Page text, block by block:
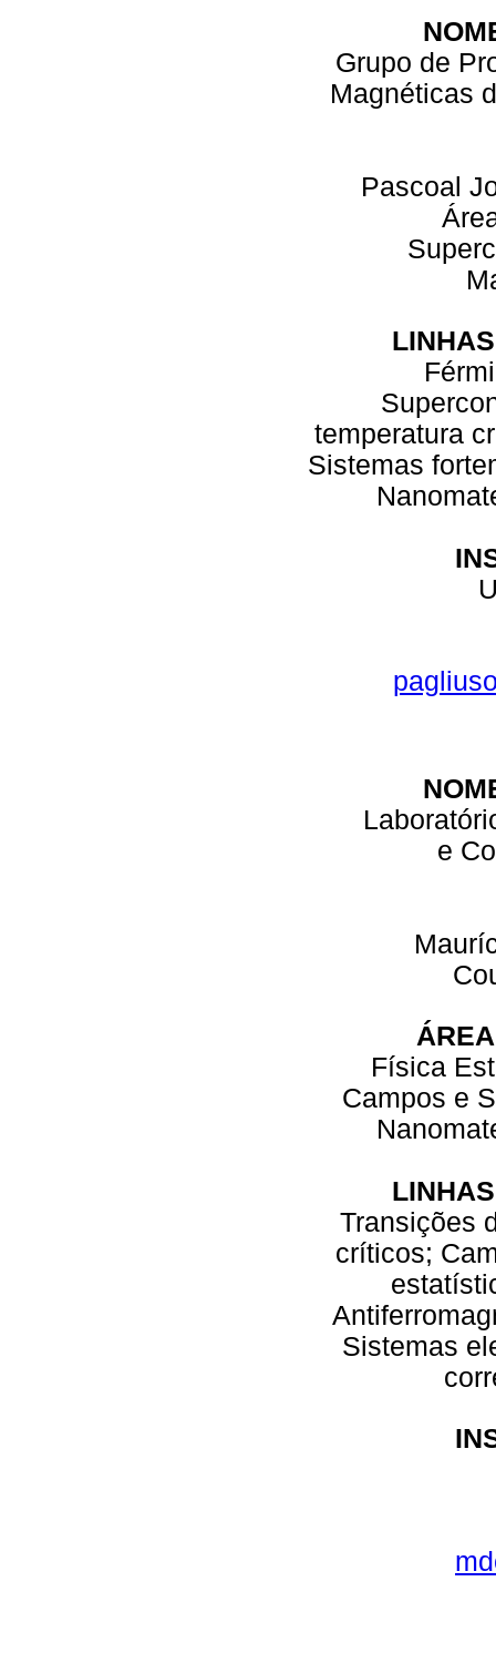
Grupo de
Magnéticas
Pascoal
temperatura
Sistemas
e
Física
Campos e
Transições
críticos;
Sistemas